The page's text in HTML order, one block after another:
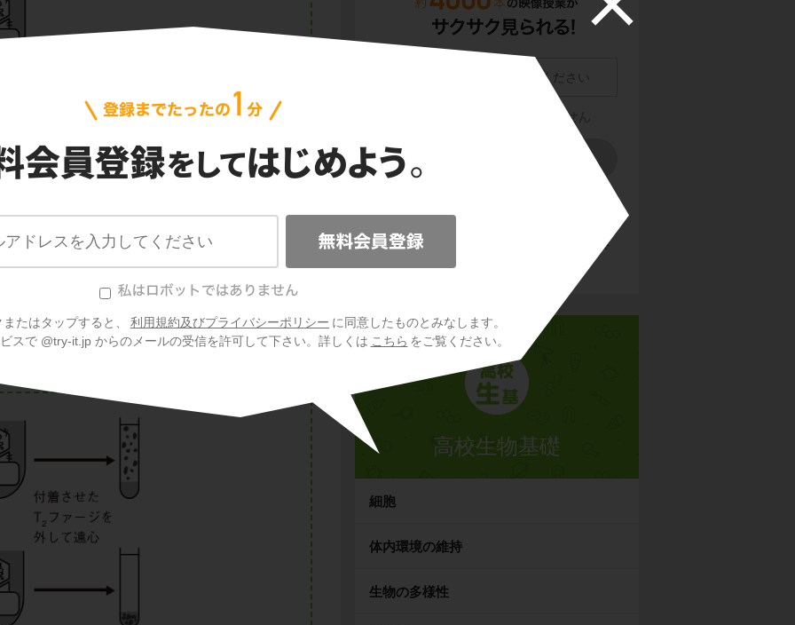
たはタップすると、 利用規約及びプライバシーポリシー に同意したものとみなします。
スで @try-it.jp からのメールの受信を許可して下さい。詳しくは こちら をご覧ください。
させたあと、液を軽く攪拌します。すると、
液に沈殿させます。
プライバシーポリシー
ご利用のメールサービスで @try-it.jp からのメールの受
信を許可して下さい。詳しくは
をご覧くださ
高校生物基礎
細胞
体内環境の維持
生物の多様性